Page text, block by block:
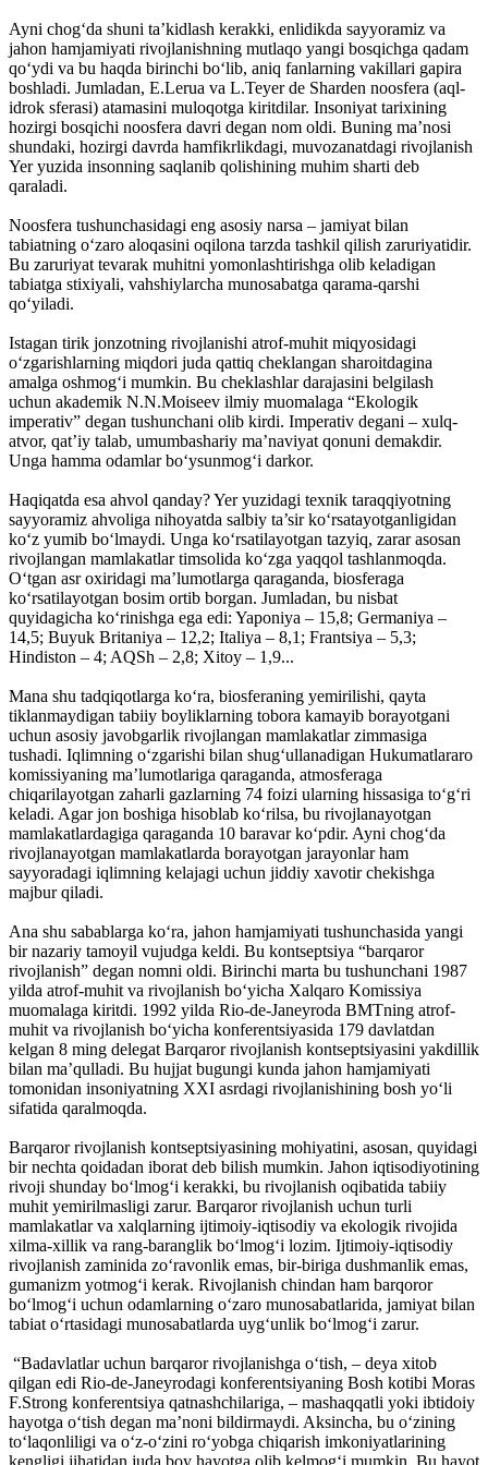
Ayni chog‘da shuni ta’kidlash kerakki, enlidikda sayyoramiz va
jahon hamjamiyati rivojlanishning mutlaqo yangi bosqichga qadam
qo‘ydi va bu haqda birinchi bo‘lib, aniq fanlarning vakillari gapira
boshladi. Jumladan, E.Lerua va L.Teyer de Sharden noosfera (aql-
idrok sferasi) atamasini muloqotga kiritdilar. Insoniyat tarixining
hozirgi bosqichi noosfera davri degan nom oldi. Buning ma’nosi
shundaki, hozirgi davrda hamfikrlikdagi, muvozanatdagi rivojlanish
Yer yuzida insonning saqlanib qolishining muhim sharti deb
qaraladi.
Noosfera tushunchasidagi eng asosiy narsa – jamiyat bilan
tabiatning o‘zaro aloqasini oqilona tarzda tashkil qilish zaruriyatidir.
Bu zaruriyat tevarak muhitni yomonlashtirishga olib keladigan
tabiatga stixiyali, vahshiylarcha munosabatga qarama-qarshi
qo‘yiladi.
Istagan tirik jonzotning rivojlanishi atrof-muhit miqyosidagi
o‘zgarishlarning miqdori juda qattiq cheklangan sharoitdagina
amalga oshmog‘i mumkin. Bu cheklashlar darajasini belgilash
uchun akademik N.N.Moiseev ilmiy muomalaga “Ekologik
imperativ” degan tushunchani olib kirdi. Imperativ degani – xulq-
atvor, qat’iy talab, umumbashariy ma’naviyat qonuni demakdir.
Unga hamma odamlar bo‘ysunmog‘i darkor.
Haqiqatda esa ahvol qanday? Yer yuzidagi texnik taraqqiyotning
sayyoramiz ahvoliga nihoyatda salbiy ta’sir ko‘rsatayotganligidan
ko‘z yumib bo‘lmaydi. Unga ko‘rsatilayotgan tazyiq, zarar asosan
rivojlangan mamlakatlar timsolida ko‘zga yaqqol tashlanmoqda.
O‘tgan asr oxiridagi ma’lumotlarga qaraganda, biosferaga
ko‘rsatilayotgan bosim ortib borgan. Jumladan, bu nisbat
quyidagicha ko‘rinishga ega edi: Yaponiya – 15,8; Germaniya –
14,5; Buyuk Britaniya – 12,2; Italiya – 8,1; Frantsiya – 5,3;
Hindiston – 4; AQSh – 2,8; Xitoy – 1,9...
Mana shu tadqiqotlarga ko‘ra, biosferaning yemirilishi, qayta
tiklanmaydigan tabiiy boyliklarning tobora kamayib borayotgani
uchun asosiy javobgarlik rivojlangan mamlakatlar zimmasiga
tushadi. Iqlimning o‘zgarishi bilan shug‘ullanadigan Hukumatlararo
komissiyaning ma’lumotlariga qaraganda, atmosferaga
chiqarilayotgan zaharli gazlarning 74 foizi ularning hissasiga to‘g‘ri
keladi. Agar jon boshiga hisoblab ko‘rilsa, bu rivojlanayotgan
mamlakatlardagiga qaraganda 10 baravar ko‘pdir. Ayni chog‘da
rivojlanayotgan mamlakatlarda borayotgan jarayonlar ham
sayyoradagi iqlimning kelajagi uchun jiddiy xavotir chekishga
majbur qiladi.
Ana shu sabablarga ko‘ra, jahon hamjamiyati tushunchasida yangi
bir nazariy tamoyil vujudga keldi. Bu kontseptsiya “barqaror
rivojlanish” degan nomni oldi. Birinchi marta bu tushunchani 1987
yilda atrof-muhit va rivojlanish bo‘yicha Xalqaro Komissiya
muomalaga kiritdi. 1992 yilda Rio-de-Janeyroda BMTning atrof-
muhit va rivojlanish bo‘yicha konferentsiyasida 179 davlatdan
kelgan 8 ming delegat Barqaror rivojlanish kontseptsiyasini yakdillik
bilan ma’qulladi. Bu hujjat bugungi kunda jahon hamjamiyati
tomonidan insoniyatning XXI asrdagi rivojlanishining bosh yo‘li
sifatida qaralmoqda.
Barqaror rivojlanish kontseptsiyasining mohiyatini, asosan, quyidagi
bir nechta qoidadan iborat deb bilish mumkin. Jahon iqtisodiyotining
rivoji shunday bo‘lmog‘i kerakki, bu rivojlanish oqibatida tabiiy
muhit yemirilmasligi zarur. Barqaror rivojlanish uchun turli
mamlakatlar va xalqlarning ijtimoiy-iqtisodiy va ekologik rivojida
xilma-xillik va rang-baranglik bo‘lmog‘i lozim. Ijtimoiy-iqtisodiy
rivojlanish zaminida zo‘ravonlik emas, bir-biriga dushmanlik emas,
gumanizm yotmog‘i kerak. Rivojlanish chindan ham barqoror
bo‘lmog‘i uchun odamlarning o‘zaro munosabatlarida, jamiyat bilan
tabiat o‘rtasidagi munosabatlarda uyg‘unlik bo‘lmog‘i zarur.
“Badavlatlar uchun barqaror rivojlanishga o‘tish, – deya xitob
qilgan edi Rio-de-Janeyrodagi konferentsiyaning Bosh kotibi Moras
F.Strong konferentsiya qatnashchilariga, – mashaqqatli yoki ibtidoiy
hayotga o‘tish degan ma’noni bildirmaydi. Aksincha, bu o‘zining
to‘laqonliligi va o‘z-o‘zini ro‘yobga chiqarish imkoniyatlarining
kengligi jihatidan juda boy hayotga olib kelmog‘i mumkin. Bu hayot